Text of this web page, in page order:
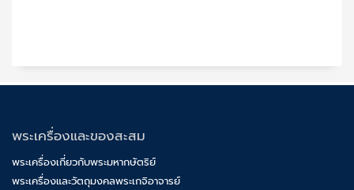
พระเครื่องและของสะสม
พระเครื่องเกี่ยวกับพระมหากษัตริย์
พระเครื่องและวัตถุมงคลพระเกจิอาจารย์